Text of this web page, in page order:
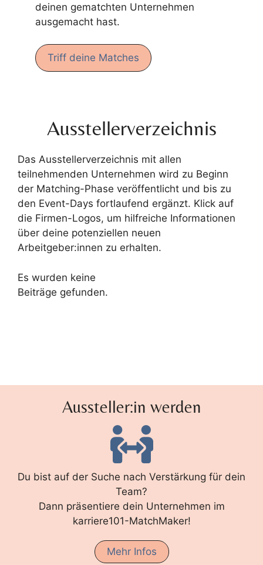
deinen gematchten Unternehmen
ausgemacht hast.
Triff deine Matches
Ausstellerverzeichnis
Das Ausstellerverzeichnis mit allen
teilnehmenden Unternehmen wird zu Beginn
der Matching-Phase veröffentlicht und bis zu
den Event-Days fortlaufend ergänzt. Klick auf
die Firmen-Logos, um hilfreiche Informationen
über deine potenziellen neuen
Arbeitgeber:innen zu erhalten.
Es wurden keine
Beiträge gefunden.
Aussteller:in werden
Du bist auf der Suche nach Verstärkung für dein
Team?
Dann präsentiere dein Unternehmen im
karriere101-MatchMaker!
Mehr Infos